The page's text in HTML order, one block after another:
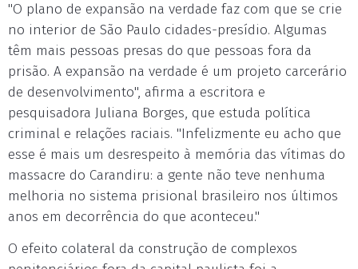
"O plano de expansão na verdade faz com que se crie
no interior de São Paulo cidades-presídio. Algumas
têm mais pessoas presas do que pessoas fora da
prisão. A expansão na verdade é um projeto carcerário
de desenvolvimento", afirma a escritora e
pesquisadora Juliana Borges, que estuda política
criminal e relações raciais. "Infelizmente eu acho que
esse é mais um desrespeito à memória das vítimas do
massacre do Carandiru: a gente não teve nenhuma
melhoria no sistema prisional brasileiro nos últimos
anos em decorrência do que aconteceu."
O efeito colateral da construção de complexos